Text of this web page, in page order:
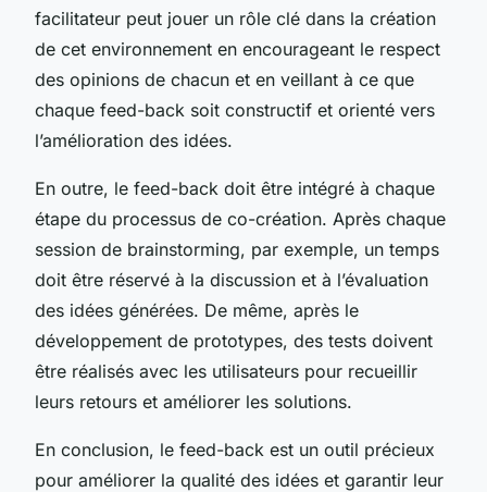
facilitateur peut jouer un rôle clé dans la création
de cet environnement en encourageant le respect
des opinions de chacun et en veillant à ce que
chaque feed-back soit constructif et orienté vers
l’amélioration des idées.
En outre, le feed-back doit être intégré à chaque
étape du processus de co-création. Après chaque
session de brainstorming, par exemple, un temps
doit être réservé à la discussion et à l’évaluation
des idées générées. De même, après le
développement de prototypes, des tests doivent
être réalisés avec les utilisateurs pour recueillir
leurs retours et améliorer les solutions.
En conclusion, le feed-back est un outil précieux
pour améliorer la qualité des idées et garantir leur